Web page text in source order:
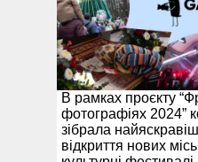
В рамках проєкту
фотографіях 2024”
зібрала
відкриття нових